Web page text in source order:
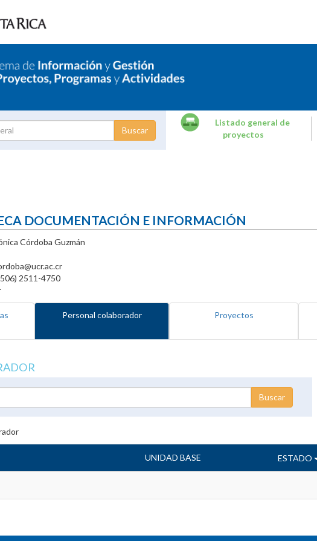
Listado general de
proyectos
DOCUMENTACIÓN E INFORMACIÓN
Córdoba Guzmán
2511-4750
Personal colaborador Proyectos
UNIDAD BASE ESTADO